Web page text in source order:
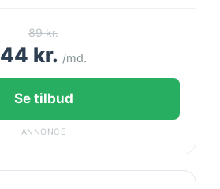
89 kr.
44 kr. /md.
Se tilbud
ANNONCE